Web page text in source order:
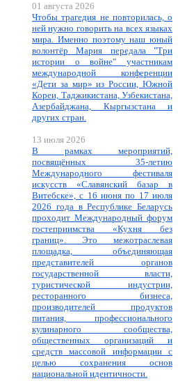
01 августа 2026
Чтобы трагедия не повторилась, о
ней нужно говорить на всех языках
мира. Именно поэтому наш юный
волонтёр Мария передала "Три
истории о войне" участникам
международной конференции
«Дети за мир» из России, Южной
Кореи, Таджикистана, Узбекистана,
Азербайджана, Кыргызстана и
других стран.
13 июля 2026
В рамках мероприятий,
посвящённых 35-летию
Международного фестиваля
искусств «Славянский базар в
Витебске», с 16 июня по 17 июля
2026 года в Республике Беларусь
проходит Международный форум
гостеприимства «Кухня без
границ». Это межотраслевая
площадка, объединяющая
представителей органов
государственной власти,
туристической индустрии,
ресторанного бизнеса,
производителей продуктов
питания, профессионального
кулинарного сообщества,
общественных организаций и
средств массовой информации с
целью сохранения основ
национальной идентичности.